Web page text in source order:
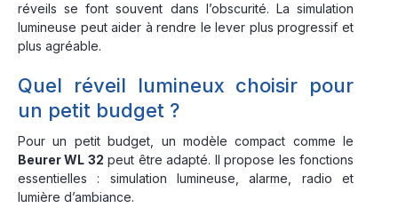
réveils se font souvent dans l’obscurité. La simulation
lumineuse peut aider à rendre le lever plus progressif et
plus agréable.
Quel réveil lumineux choisir pour
un petit budget ?
Pour un petit budget, un modèle compact comme le
Beurer WL 32 peut être adapté. Il propose les fonctions
essentielles : simulation lumineuse, alarme, radio et
lumière d’ambiance.